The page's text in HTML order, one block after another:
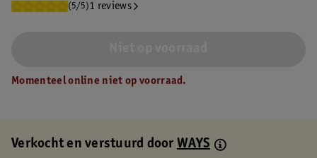
(5/5)1 reviews
Momenteel online niet op voorraad.
Verkocht en verstuurd doorWAYS